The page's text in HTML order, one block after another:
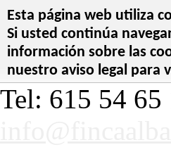
Esta página web utiliza
Si usted continúa
información sobre las
nuestro aviso legal para
Tel: 615 54